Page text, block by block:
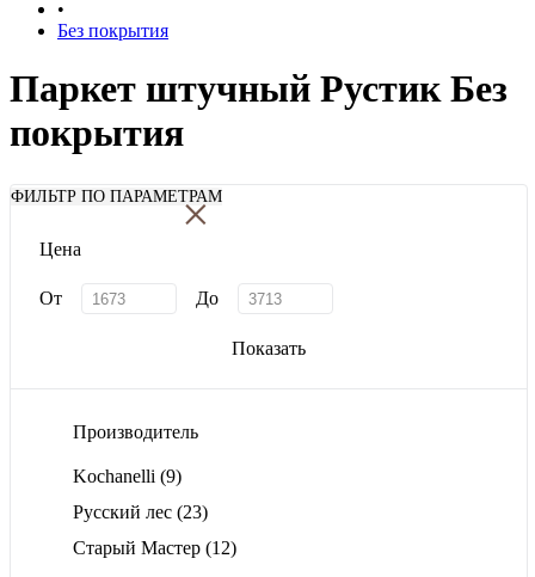
•
Без покрытия
Паркет штучный Рустик Без
покрытия
ФИЛЬТР ПО ПАРАМЕТРАМ
×
Цена
От До
Показать
Производитель
Kochanelli (9)
Русский лес (23)
Старый Мастер (12)